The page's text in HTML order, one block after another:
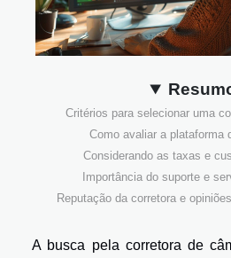
Critérios para selecionar uma
Como avaliar a plataforma
Considerando as taxas e
Importância do suporte e
Reputação da corretora e
A busca pela corretora de